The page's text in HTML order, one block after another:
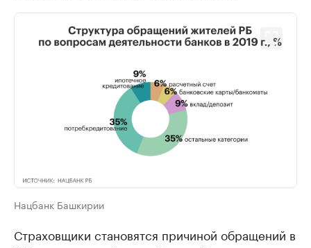
Нацбанк Башкирии
Страховщики становятся причиной обращений в